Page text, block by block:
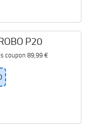
P20
coupon 89,99 €